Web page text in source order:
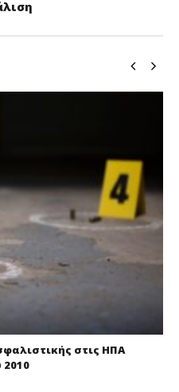
στις ΗΠΑ
2010